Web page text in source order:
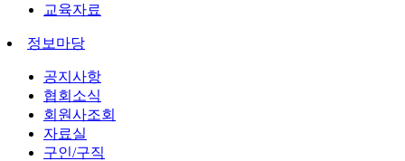
교육자료
정보마당
공지사항
협회소식
회원사조회
자료실
구인/구직